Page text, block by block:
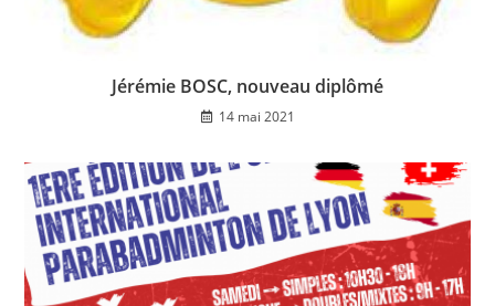
Jérémie BOSC, nouveau diplômé
14 mai 2021